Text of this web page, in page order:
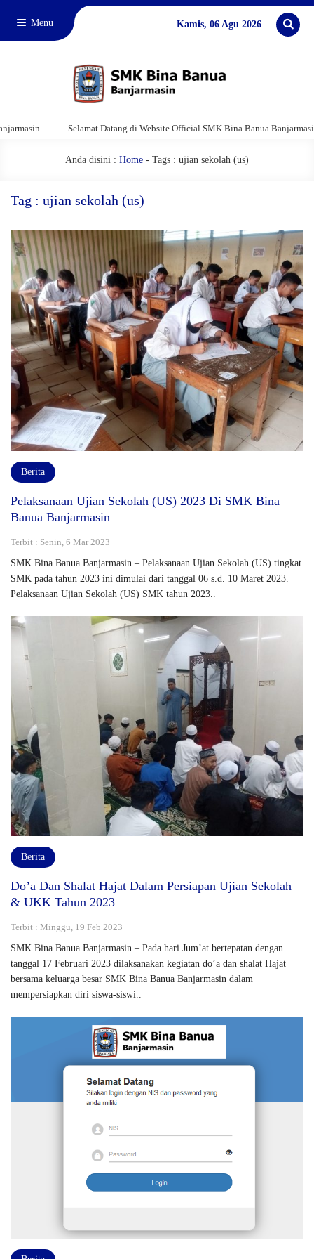
Menu Kamis, 06 Agu 2026
Selamat Datang di Website Official SMK Bina Banua Banjarmasin
Anda disini : Home - Tags : ujian sekolah (us)
Tag : ujian sekolah (us)
Berita
Pelaksanaan Ujian Sekolah (US) 2023 Di SMK Bina
Banua Banjarmasin
Terbit : Senin, 6 Mar 2023
SMK Bina Banua Banjarmasin – Pelaksanaan Ujian Sekolah (US) tingkat
SMK pada tahun 2023 ini dimulai dari tanggal 06 s.d. 10 Maret 2023.
Pelaksanaan Ujian Sekolah (US) SMK tahun 2023..
Berita
Do’a Dan Shalat Hajat Dalam Persiapan Ujian Sekolah
& UKK Tahun 2023
Terbit : Minggu, 19 Feb 2023
SMK Bina Banua Banjarmasin – Pada hari Jum’at bertepatan dengan
tanggal 17 Februari 2023 dilaksanakan kegiatan do’a dan shalat Hajat
bersama keluarga besar SMK Bina Banua Banjarmasin dalam
mempersiapkan diri siswa-siswi..